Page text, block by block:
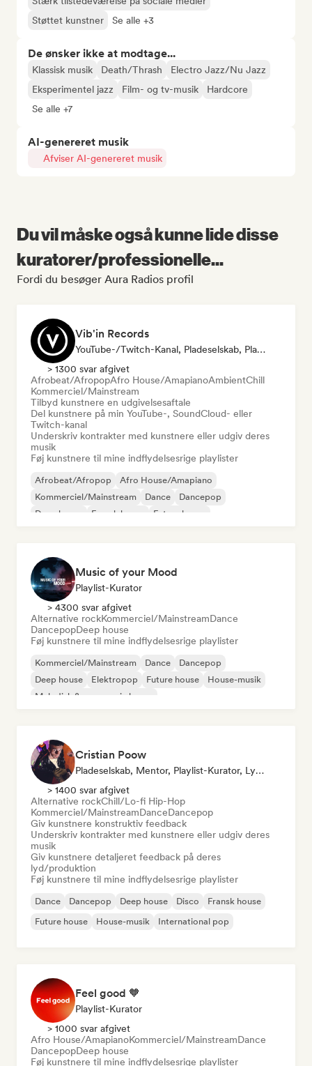
Støttet kunstner
Se alle +3
De ønsker ikke at modtage...
Klassisk musik Death/Thrash
Electro Jazz/Nu Jazz
Eksperimentel jazz
Film- og tv-musik
Hardcore
Se alle +7
AI-genereret musik
Afviser AI-genereret musik
Du vil måske også kunne lide disse
kuratorer/professionelle...
Fordi du besøger Aura Radios profil
Vib'in Records
YouTube-/Twitch-Kanal, Pladeselskab, Playlist-Kurator, Udgiver
> 1300 svar afgivet
Afrobeat/AfropopAfro House/AmapianoAmbientChill
Kommerciel/Mainstream
Tilbyd kunstnere en udgivelsesaftale
Del kunstnere på min YouTube-, SoundCloud- eller
Twitch-kanal
Underskriv kontrakter med kunstnere eller udgiv deres
musik
Føj kunstnere til mine indflydelsesrige playlister
Afrobeat/Afropop
Afro House/Amapiano
Kommerciel/Mainstream
Dance
Dancepop
Deep house
Fransk house Future house
Music of your Mood
Playlist-Kurator
> 4300 svar afgivet
Alternative rockKommerciel/MainstreamDance
DancepopDeep house
Føj kunstnere til mine indflydelsesrige playlister
Kommerciel/Mainstream Dance
Dancepop
Deep house
Elektropop Future house
House-musik
Melodisk & progressiv house
Cristian Poow
Pladeselskab, Mentor, Playlist-Kurator, Lydekspert
> 1400 svar afgivet
Alternative rockChill/Lo-fi Hip-Hop
Kommerciel/MainstreamDanceDancepop
Giv kunstnere konstruktiv feedback
Underskriv kontrakter med kunstnere eller udgiv deres
musik
Giv kunstnere detaljeret feedback på deres
lyd/produktion
Føj kunstnere til mine indflydelsesrige playlister
Dance Dancepop Deep house Disco
Fransk house
Future house
House-musik International pop
Feel good 🧡
Playlist-Kurator
> 1000 svar afgivet
Afro House/AmapianoKommerciel/MainstreamDance
DancepopDeep house
Føj kunstnere til mine indflydelsesrige playlister